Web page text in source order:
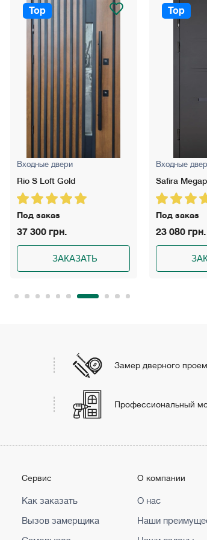
Top
Входные двери
Safira Megapolis
Под заказ
23 080 грн.
ЗАКАЗАТЬ
Top
Входные
Vega
Под заказ
23 100 грн.
Замер дверного
Профессиональный
Сервис
Как заказать
Вызов замерщика
О компании
О нас
Наши